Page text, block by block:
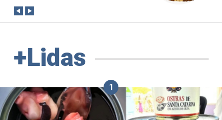
+Lidas
1